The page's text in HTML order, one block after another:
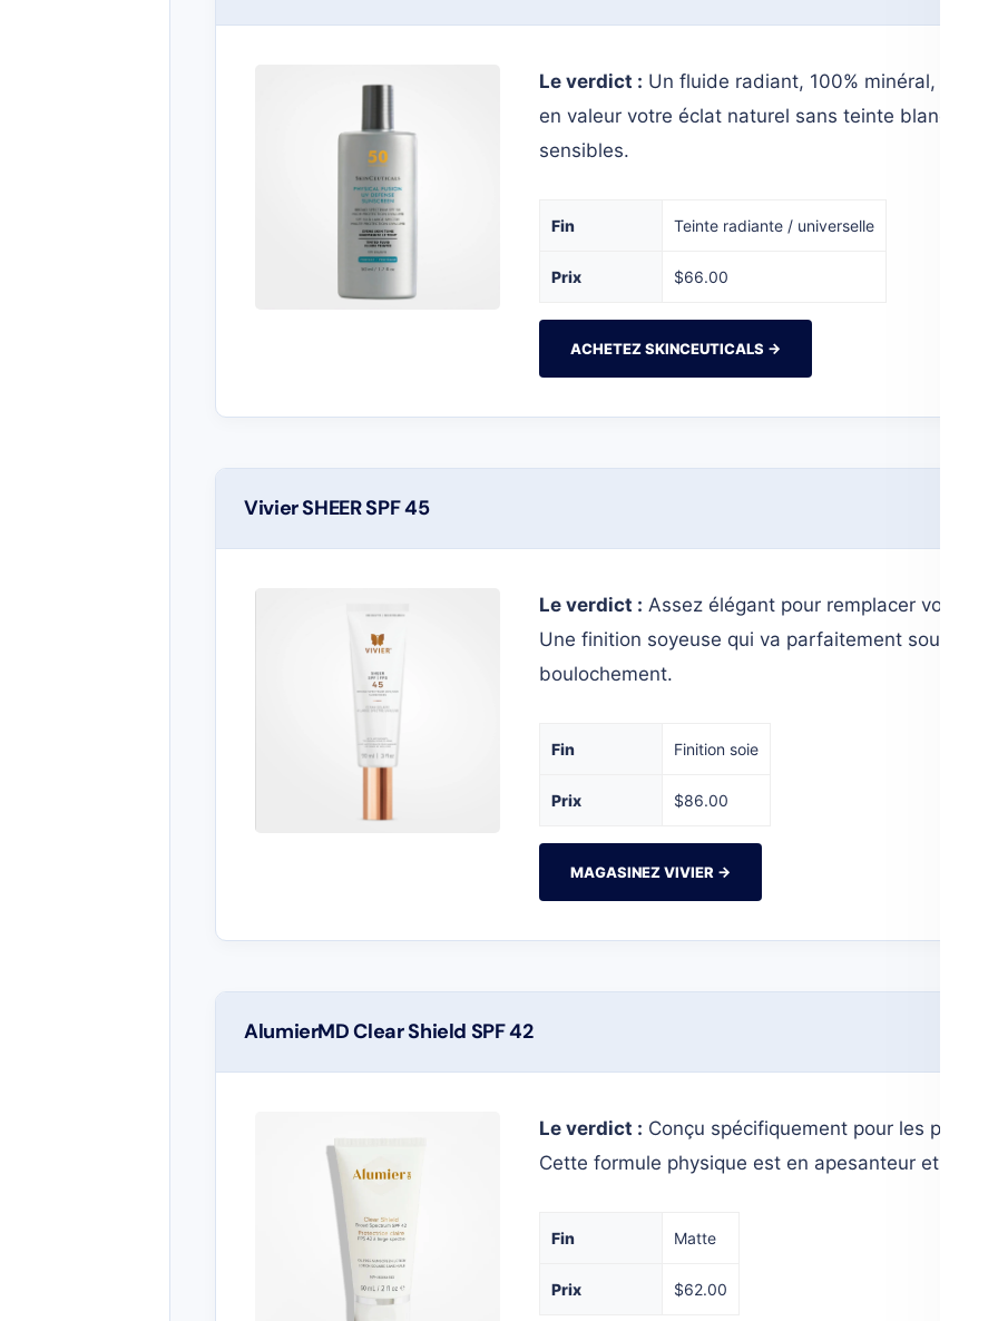
Le verdict : Un fluide radiant, 100% minéral, avec
en valeur votre éclat naturel sans teinte blanche,
sensibles.
Fin Teinte radiante / universelle
Prix $66.00
ACHETEZ SKINCEUTICALS →
Vivier SHEER SPF 45
Le verdict : Assez élégant pour remplacer votre
Une finition soyeuse qui va parfaitement sous le
boulochement.
Fin Finition soie
Prix $86.00
MAGASINEZ VIVIER →
AlumierMD Clear Shield SPF 42
Le verdict : Conçu spécifiquement pour les peaux
Cette formule physique est en apesanteur et ne
Fin Matte
Prix $62.00